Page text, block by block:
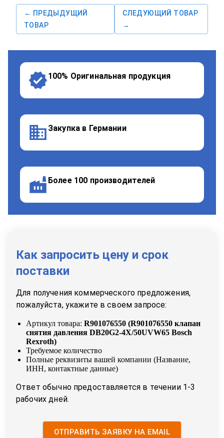
← ПРЕДЫДУЩИЙ
ТОВАР
СЛЕДУЮЩИЙ ТОВАР
→
100% Оригинальная продукция
Закупка в Германии
Более 100 производителей
Как запросить цену и срок
поставки
Для получения коммерческого предложения,
пожалуйста, укажите в своем запросе:
Артикул товара: R901076550 (R901076550 клапан
снятия давления DB20G2-4X/50UVW65 Bosch
Rexroth)
Требуемое количество
Полные реквизиты вашей компании (Название,
ИНН, контактные данные)
Ответ обычно предоставляется в течении 1-3
рабочих дней.
ОТПРАВИТЬ ЗАЯВКУ НА EMAIL